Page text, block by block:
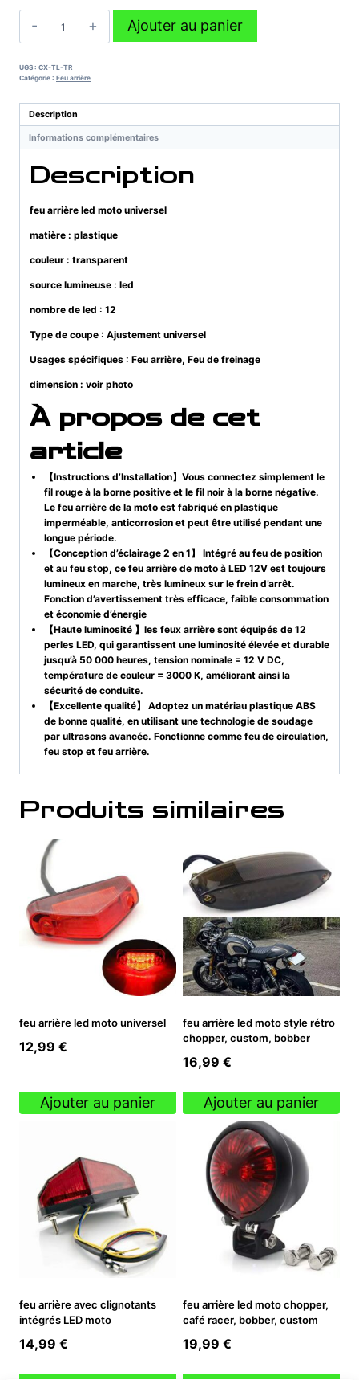
arrière
led
universel
Ajouter au panier
UGS : CX-TL-TR
Catégorie : Feu arrière
Description
Informations complémentaires
Description
feu arrière led moto universel
matière : plastique
couleur : transparent
source lumineuse : led
nombre de led : 12
Type de coupe : Ajustement universel
Usages spécifiques : Feu arrière, Feu de freinage
dimension : voir photo
À propos de cet
article
【Instructions d’Installation】Vous connectez simplement le
fil rouge à la borne positive et le fil noir à la borne négative.
Le feu arrière de la moto est fabriqué en plastique
imperméable, anticorrosion et peut être utilisé pendant une
longue période.
【Conception d’éclairage 2 en 1】 Intégré au feu de position
et au feu stop, ce feu arrière de moto à LED 12V est toujours
lumineux en marche, très lumineux sur le frein d’arrêt.
Fonction d’avertissement très efficace, faible consommation
et économie d’énergie
【Haute luminosité 】les feux arrière sont équipés de 12
perles LED, qui garantissent une luminosité élevée et durable
jusqu’à 50 000 heures, tension nominale = 12 V DC,
température de couleur = 3000 K, améliorant ainsi la
sécurité de conduite.
【Excellente qualité】 Adoptez un matériau plastique ABS
de bonne qualité, en utilisant une technologie de soudage
par ultrasons avancée. Fonctionne comme feu de circulation,
feu stop et feu arrière.
Produits similaires
feu arrière led moto universel
12,99 €
Ajouter au panier
feu arrière led moto style rétro
chopper, custom, bobber
16,99 €
Ajouter au panier
feu arrière avec clignotants
intégrés LED moto
14,99 €
feu arrière led moto chopper,
café racer, bobber, custom
19,99 €